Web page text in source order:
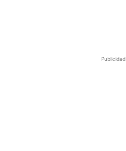
Publicidad